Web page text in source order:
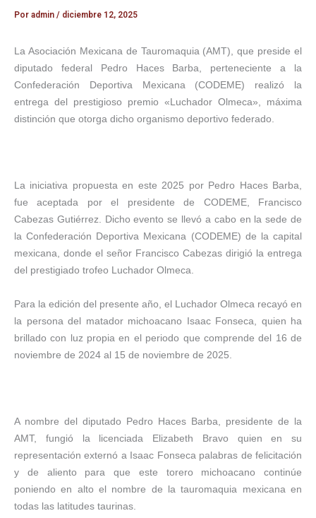
Por admin / diciembre 12, 2025
La Asociación Mexicana de Tauromaquia (AMT), que preside el
diputado federal Pedro Haces Barba, perteneciente a la
Confederación Deportiva Mexicana (CODEME) realizó la
entrega del prestigioso premio «Luchador Olmeca», máxima
distinción que otorga dicho organismo deportivo federado.
La iniciativa propuesta en este 2025 por Pedro Haces Barba,
fue aceptada por el presidente de CODEME, Francisco
Cabezas Gutiérrez. Dicho evento se llevó a cabo en la sede de
la Confederación Deportiva Mexicana (CODEME) de la capital
mexicana, donde el señor Francisco Cabezas dirigió la entrega
del prestigiado trofeo Luchador Olmeca.
Para la edición del presente año, el Luchador Olmeca recayó en
la persona del matador michoacano Isaac Fonseca, quien ha
brillado con luz propia en el periodo que comprende del 16 de
noviembre de 2024 al 15 de noviembre de 2025.
A nombre del diputado Pedro Haces Barba, presidente de la
AMT, fungió la licenciada Elizabeth Bravo quien en su
representación externó a Isaac Fonseca palabras de felicitación
y de aliento para que este torero michoacano continúe
poniendo en alto el nombre de la tauromaquia mexicana en
todas las latitudes taurinas.